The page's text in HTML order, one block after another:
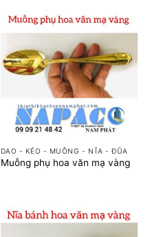
DAO - KÉO - MUỖNG - NĨA - ĐŨA
Muỗng phụ hoa văn mạ vàng